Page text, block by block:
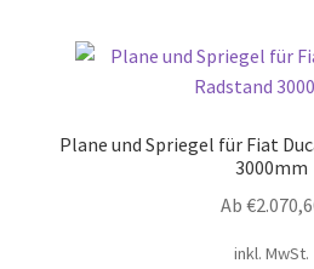
Plane und Spriegel für Fiat
3000mm
Ab €
inkl. MwSt.